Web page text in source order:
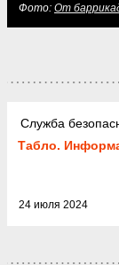
Фото: От
Служба
Табло.
24 июля 2024